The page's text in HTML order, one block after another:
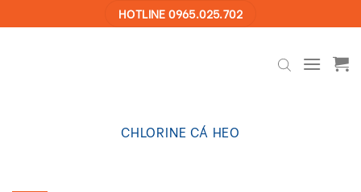
to
HOTLINE 0965.025.702
CHLORINE CÁ HEO